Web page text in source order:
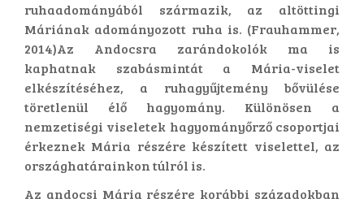
ruhaadományából származik, az altöttingi
Máriának adományozott ruha is. (Frauhammer,
2014)Az Andocsra zarándokolók ma is
kaphatnak szabásmintát a Mária-viselet
elkészítéséhez, a ruhagyűjtemény bővülése
töretlenül élő hagyomány. Különösen a
nemzetiségi viseletek hagyományőrző csoportjai
érkeznek Mária részére készített viselettel, az
országhatárainkon túlról is.
Az andocsi Mária részére korábbi századokban